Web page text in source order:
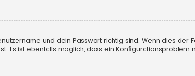
und dein Passwort richtig sind. Wenn dies der
Es ist ebenfalls möglich, dass ein Konfigurationsproblem